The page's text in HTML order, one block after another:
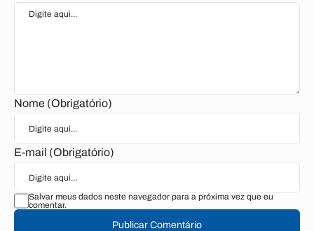
Nome (Obrigatório)
E-mail (Obrigatório)
Salvar meus dados neste navegador para a próxima vez que eu
comentar.
Publicar Comentário